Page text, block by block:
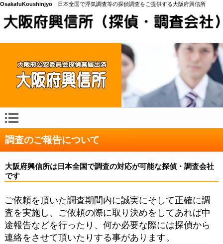
OsakafuKoushinjyo 日本全国で浮気調査等の探偵調査をご提供する大阪府興信所
調査のご報告について
大阪府興信所は日本全国で調査の対応が可能な探偵・調査会社
です
ご依頼を頂いた調査期間内に誠実にそして正確に調
査を実施し、ご依頼の際に取り決めをしてあれば中
途報告などを行ったり、何か必要な際には探偵から
連絡をさせて頂いたりする事があります。